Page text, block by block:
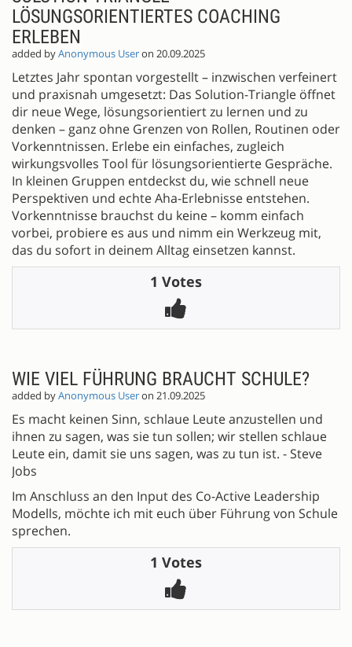
LÖSUNGSORIENTIERTES COACHING
ERLEBEN
added byAnonymous Useron 20.09.2025
Letztes Jahr spontan vorgestellt – inzwischen verfeinert
und praxisnah umgesetzt: Das Solution-Triangle öffnet
dir neue Wege, lösungsorientiert zu lernen und zu
denken – ganz ohne Grenzen von Rollen, Routinen oder
Vorkenntnissen. Erlebe ein einfaches, zugleich
wirkungsvolles Tool für lösungsorientierte Gespräche.
In kleinen Gruppen entdeckst du, wie schnell neue
Perspektiven und echte Aha-Erlebnisse entstehen.
Vorkenntnisse brauchst du keine – komm einfach
vorbei, probiere es aus und nimm ein Werkzeug mit,
das du sofort in deinem Alltag einsetzen kannst.
1 Votes
WIE VIEL FÜHRUNG BRAUCHT SCHULE?
added byAnonymous Useron 21.09.2025
Es macht keinen Sinn, schlaue Leute anzustellen und
ihnen zu sagen, was sie tun sollen; wir stellen schlaue
Leute ein, damit sie uns sagen, was zu tun ist. - Steve
Jobs
Im Anschluss an den Input des Co-Active Leadership
Modells, möchte ich mit euch über Führung von Schule
sprechen.
1 Votes